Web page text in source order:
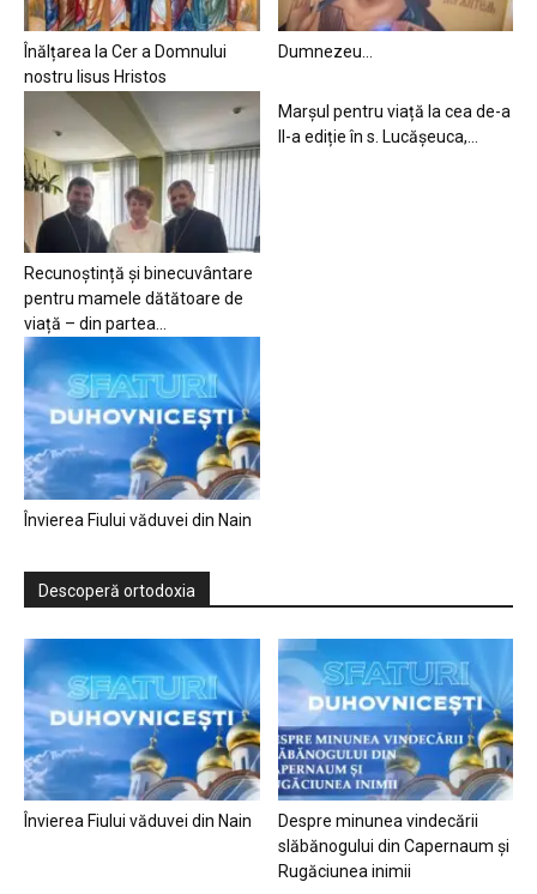
Înălțarea la Cer a Domnului
nostru Iisus Hristos
Dumnezeu…
Recunoștință și binecuvântare
pentru mamele dătătoare de
viață – din partea...
Marșul pentru viață la cea de-a
II-a ediție în s. Lucășeuca,...
Învierea Fiului văduvei din Nain
Descoperă ortodoxia
Învierea Fiului văduvei din Nain
Despre minunea vindecării
slăbănogului din Capernaum și
Rugăciunea inimii